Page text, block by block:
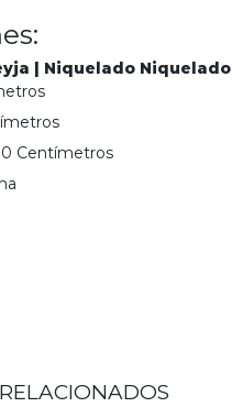
| Niquelado Niquelado
s
s
Centímetros